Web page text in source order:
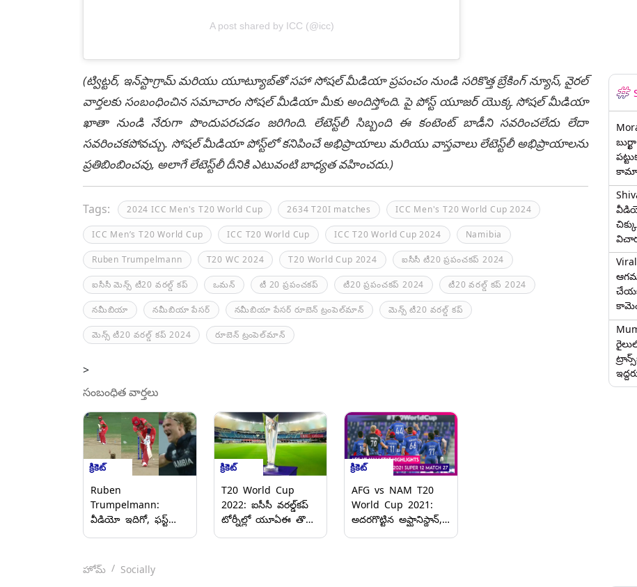
A post shared by ICC (@icc)
(ట్విట్టర్, ఇన్‌స్టాగ్రామ్ మరియు యూట్యూబ్‌తో సహా సోషల్ మీడియా ప్రపంచం నుండి సరికొత్త బ్రేకింగ్ న్యూస్, వైరల్
వార్తలకు సంబంధించిన సమాచారం సోషల్ మీడియా మీకు అందిస్తోంది. పై పోస్ట్ యూజర్ యొక్క సోషల్ మీడియా
ఖాతా నుండి నేరుగా పొందుపరచడం జరిగింది. లేటెస్ట్‌లీ సిబ్బంది ఈ కంటెంట్ బాడీని సవరించలేదు లేదా
సవరించకపోవచ్చు. సోషల్ మీడియా పోస్ట్‌లో కనిపించే అభిప్రాయాలు మరియు వాస్తవాలు లేటెస్ట్‌లీ అభిప్రాయాలను
ప్రతిబింబించవు, అలాగే లేటెస్ట్‌లీ దీనికి ఎటువంటి బాధ్యత వహించదు.)
Tags: 2024 ICC Men's T20 World Cup 2634 T20I matches ICC Men's T20 World Cup 2024
ICC Men’s T20 World Cup ICC T20 World Cup ICC T20 World Cup 2024 Namibia
Ruben Trumpelmann T20 WC 2024 T20 World Cup 2024 ఐసీసీ టీ20 ప్రపంచకప్‌ 2024
ఐసీసీ మెన్స్ టీ20 వరల్డ్ కప్ ఒమన్ టీ 20 ప్రపంచకప్ టీ20 ప్రపంచకప్ 2024 టీ20 వరల్డ్ కప్ 2024
నమీబియా నమీబియా పేసర్ నమీబియా పేసర్ రూబెన్ ట్రంపెల్‌మాన్ మెన్స్ టీ20 వరల్డ్ కప్
మెన్స్ టీ20 వరల్డ్ కప్ 2024 రూబెన్ ట్రంపెల్‌మాన్
>
సంబంధిత వార్తలు
క్రికెట్
Ruben
Trumpelmann:
వీడియో ఇదిగో, ఫస్ట్
పేసర్ రూబెన్
ట్రంపెల్‌మాన్, టీ 20
క్రికెట్
T20 World Cup
2022: ఐసీసీ వరల్డ్‌కప్‌
టోర్నీల్లో యూఏఈ తొలి
క్రికెట్
AFG vs NAM T20
World Cup 2021:
అదరగొట్టిన అఫ్ఘానిస్థాన్‌,
హోమ్ Socially